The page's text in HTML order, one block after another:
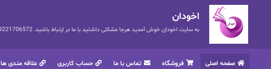
اخودان
به سایت اخودان خوش آمدید هرجا مشکلی داشتید با ما در ارتباط باشید. 09221706572
صفحه اصلی فروشگاه تماس با ما حساب کاربری علاقه مندی ها